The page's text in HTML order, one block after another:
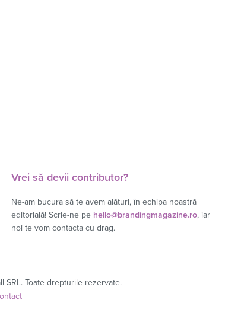
Vrei să devii contributor?
Ne-am bucura să te avem alături, în echipa noastră
editorială! Scrie-ne pe hello@brandingmagazine.ro, iar
noi te vom contacta cu drag.
SRL. Toate drepturile rezervate.